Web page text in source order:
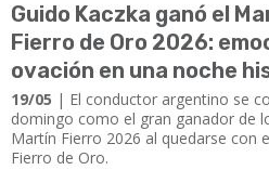
Guido Kaczka ganó el
Fierro de Oro 2026:
ovación en una noche
19/05 | El conductor argentino se
domingo como el gran ganador de
Martín Fierro 2026 al quedarse con
Fierro de Oro.